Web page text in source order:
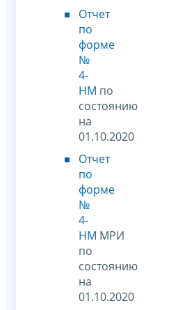
Отчет
по
форме
№
4-
НМ по
состоянию
на
01.10.2020
Отчет
по
форме
№
4-
НМ МРИ
по
состоянию
на
01.10.2020